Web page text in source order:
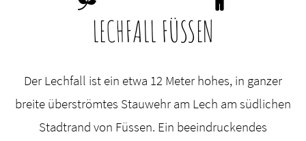
LECHFALL FÜSSEN
Der Lechfall ist ein etwa 12 Meter hohes, in ganzer
breite überströmtes Stauwehr am Lech am südlichen
Stadtrand von Füssen. Ein beeindruckendes